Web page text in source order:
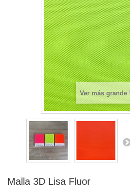
Ver más grande
Malla 3D Lisa Fluor